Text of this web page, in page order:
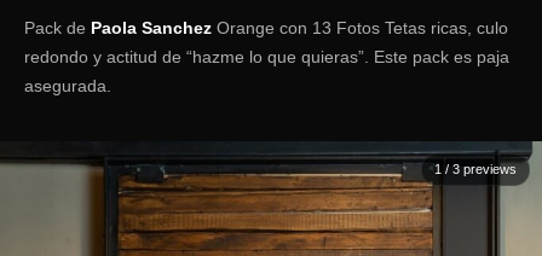
Pack de Paola Sanchez Orange con 13 Fotos Tetas ricas, culo
redondo y actitud de “hazme lo que quieras”. Este pack es paja
asegurada.
1 / 3 previews